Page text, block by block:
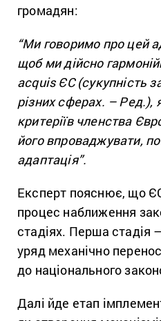
громадян:
“Ми говоримо про цей
щоб ми дійсно
acquis ЄС (сукупність
різних сферах. – Ред.),
критеріїв членства
його впроваджувати,
адаптація”.
Експерт пояснює, що
процес наближення
стадіях. Перша стадія
уряд механічно
до національного
Далі йде етап